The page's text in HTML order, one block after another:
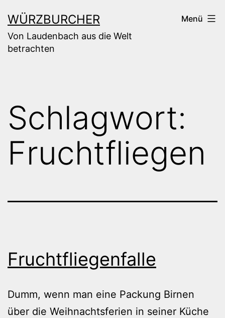
Inhalt
springen
WÜRZBURCHER
Von Laudenbach aus die Welt
betrachten
Menü
Schlagwort:
Fruchtfliegen
Fruchtfliegenfalle
Dumm, wenn man eine Packung Birnen
über die Weihnachtsferien in seiner Küche